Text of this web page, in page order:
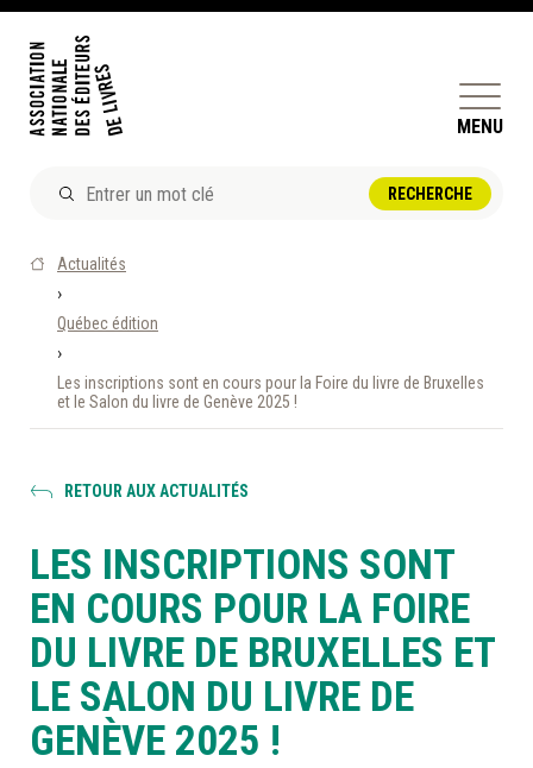
MENU
DOSSIERS ET ENJEUX
ÊTRE ÉDITEUR·TRICE
PERFECTIONNEMENT
ET SERVICES AUX MEMBRES
À LA POINTE DE LA PROFESSION
À PROPOS DEVENIR MEMBRE NOUS JOINDRE
Actualités
›
Québec édition
›
Les inscriptions sont en cours pour la Foire du livre de Bruxelles
et le Salon du livre de Genève 2025 !
RETOUR AUX ACTUALITÉS
LES INSCRIPTIONS SONT
EN COURS POUR LA FOIRE
DU LIVRE DE BRUXELLES ET
LE SALON DU LIVRE DE
GENÈVE 2025 !